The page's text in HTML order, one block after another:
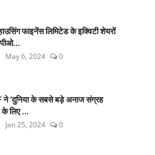
फाइनेंस लिमिटेड के इक्विटी शेयरों
May 6, 2024 0
ने ‘दुनिया के सबसे बड़े अनाज संग्रह
के लिए ...
Jan 25, 2024 0